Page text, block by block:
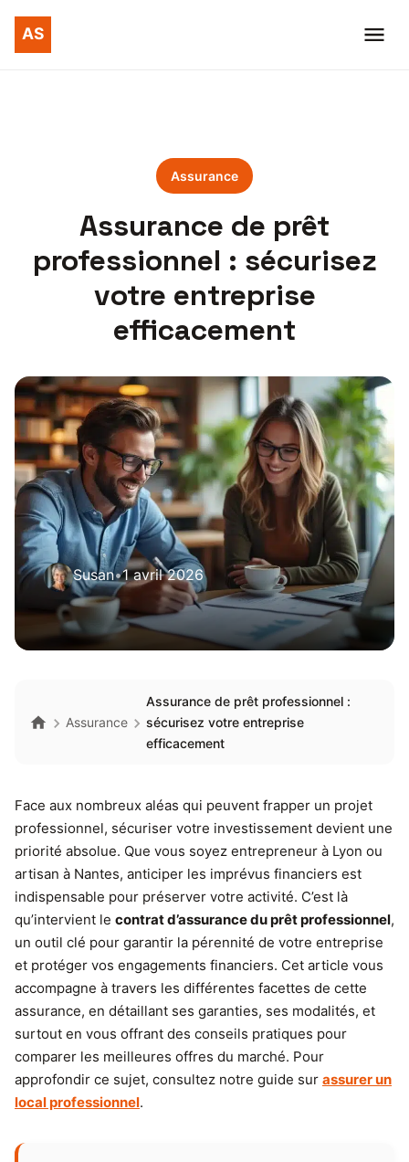
Assurance
Assurance de prêt
professionnel : sécurisez
votre entreprise
efficacement
Susan•1 avril 2026
Assurance
Assurance de prêt professionnel :
sécurisez votre entreprise
efficacement
Face aux nombreux aléas qui peuvent frapper un projet
professionnel, sécuriser votre investissement devient une
priorité absolue. Que vous soyez entrepreneur à Lyon ou
artisan à Nantes, anticiper les imprévus financiers est
indispensable pour préserver votre activité. C’est là
qu’intervient le contrat d’assurance du prêt professionnel,
un outil clé pour garantir la pérennité de votre entreprise
et protéger vos engagements financiers. Cet article vous
accompagne à travers les différentes facettes de cette
assurance, en détaillant ses garanties, ses modalités, et
surtout en vous offrant des conseils pratiques pour
comparer les meilleures offres du marché. Pour
approfondir ce sujet, consultez notre guide sur assurer un
local professionnel.